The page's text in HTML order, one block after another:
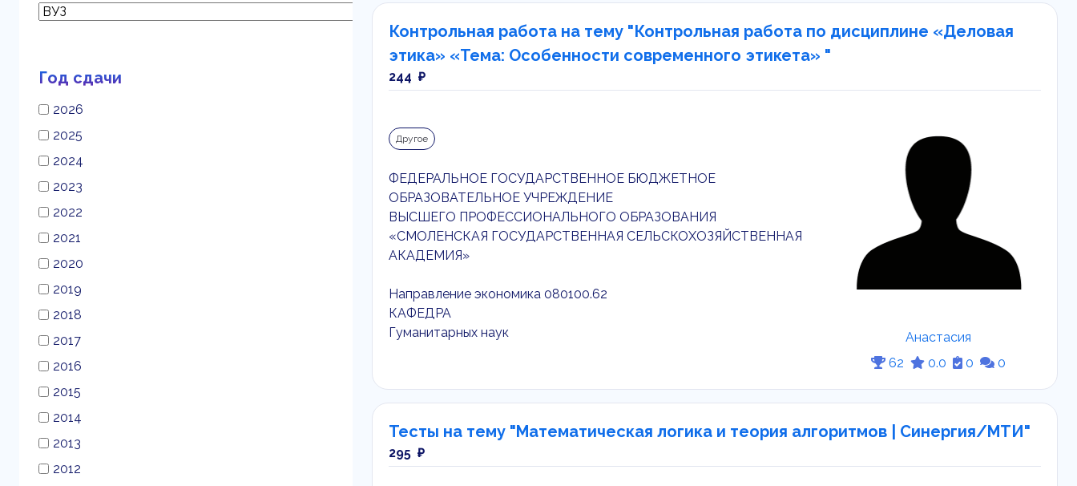
Год сдачи
2026
2025
2024
2023
2022
2021
2020
2019
2018
2017
2016
2015
2014
2013
2012
Контрольная работа на тему "Контрольная работа по дисциплине «Деловая
этика» «Тема: Особенности современного этикета» "
244 ₽
Другое
ФЕДЕРАЛЬНОЕ ГОСУДАРСТВЕННОЕ БЮДЖЕТНОЕ
ОБРАЗОВАТЕЛЬНОЕ УЧРЕЖДЕНИЕ
ВЫСШЕГО ПРОФЕССИОНАЛЬНОГО ОБРАЗОВАНИЯ
«СМОЛЕНСКАЯ ГОСУДАРСТВЕННАЯ СЕЛЬСКОХОЗЯЙСТВЕННАЯ
АКАДЕМИЯ»
Направление экономика 080100.62
КАФЕДРА
Гуманитарных наук
Анастасия
62
0.0 0 0
Тесты на тему "Математическая логика и теория алгоритмов | Синергия/МТИ"
295 ₽